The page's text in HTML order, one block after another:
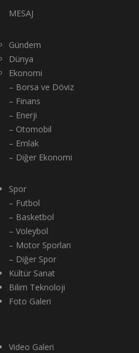
MESAJ
Gündem
Dünya
Ekonomi
– Borsa ve Döviz
– Finans
– Enerji
– Otomobil
– Emlak
– Diğer Ekonomi
Spor
– Futbol
– Basketbol
– Voleybol
– Motor Sporları
– Diğer Spor
Kültür Sanat
Bilim Teknoloji
Foto Galeri
Video Galeri